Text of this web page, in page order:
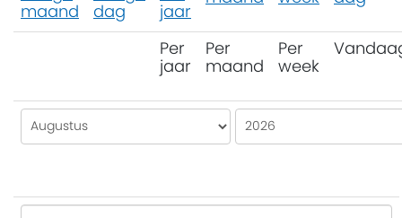
Per
jaar
Per
maand
Per
week